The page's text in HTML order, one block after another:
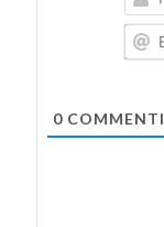
0COMMENTI